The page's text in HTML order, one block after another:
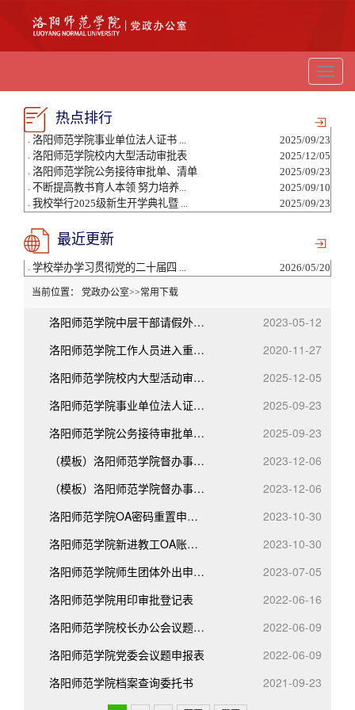
切
换
航
热点排行
· 洛阳师范学院事业单位法人证书 ... 2025/09/23
· 洛阳师范学院校内大型活动审批表 2025/12/05
· 洛阳师范学院公务接待审批单、清单 2025/09/23
· 不断提高教书育人本领 努力培养... 2025/09/10
· 我校举行2025级新生开学典礼暨 ... 2025/09/23
最近更新
· 学校举办学习贯彻党的二十届四 ... 2026/05/20
当前位置： 党政办公室>>常用下载
洛阳师范学院中层干部请假外出报备表
2023-05-12
洛阳师范学院工作人员进入重要涉密场所审批表
2020-11-27
洛阳师范学院校内大型活动审批表
2025-12-05
洛阳师范学院事业单位法人证书使用申请表
2025-09-23
洛阳师范学院公务接待审批单、清单
2025-09-23
（模板）洛阳师范学院督办事项延期办理申请表2022.7
2023-12-06
（模板）洛阳师范学院督办事项办理情况报告
2023-12-06
洛阳师范学院OA密码重置申请表
2023-10-30
洛阳师范学院新进教工OA账户开通申请表
2023-10-30
洛阳师范学院师生团体外出申请备案表
2023-07-05
洛阳师范学院用印审批登记表
2022-06-16
洛阳师范学院校长办公会议题申报表
2022-06-09
洛阳师范学院党委会议题申报表
2022-06-09
洛阳师范学院档案查询委托书
2021-09-23